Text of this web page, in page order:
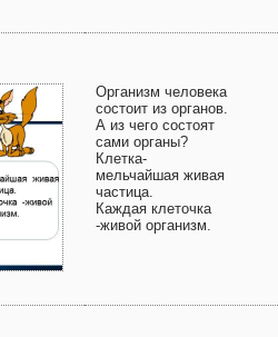
Организм человека
состоит из органов.
А из чего состоят
сами органы?
Клетка-
мельчайшая живая
частица.
Каждая клеточка
-живой организм.